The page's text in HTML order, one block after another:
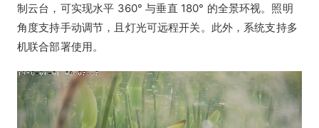
制云台，可实现水平 360° 与垂直 180° 的全景环视。照明
角度支持手动调节，且灯光可远程开关。此外，系统支持多
机联合部署使用。